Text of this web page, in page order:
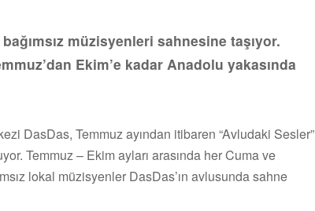
müzisyenleri sahnesine taşıyor.
Ekim’e kadar Anadolu yakasında
DasDas, Temmuz ayından itibaren “Avludaki Sesler”
Temmuz – Ekim ayları arasında her Cuma ve
lokal müzisyenler DasDas’ın avlusunda sahne